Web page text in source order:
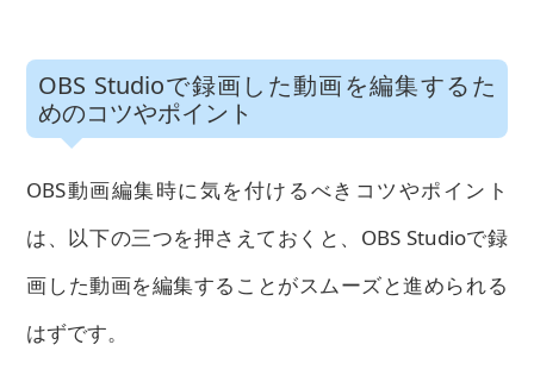
OBS Studioで録画した動画を編集するた
めのコツやポイント
OBS動画編集時に気を付けるべきコツやポイント
は、以下の三つを押さえておくと、OBS Studioで録
画した動画を編集することがスムーズと進められる
はずです。